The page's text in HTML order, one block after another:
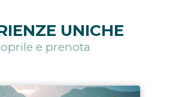
UNICHE
e prenota